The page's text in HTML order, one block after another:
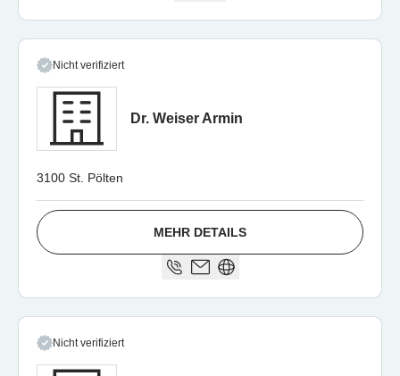
Nicht verifiziert
Dr. Weiser Armin
3100 St. Pölten
MEHR DETAILS
Nicht verifiziert